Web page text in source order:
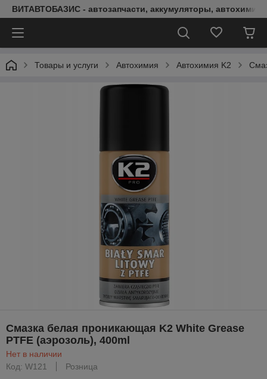
ВИТАВТОБАЗИС - автозапчасти, аккумуляторы, автохимия,
Товары и услуги Автохимия Автохимия K2
Смазка белая проникающая K2 White Grease
PTFE (аэрозоль), 400ml
Нет в наличии
Код: W121
Розница